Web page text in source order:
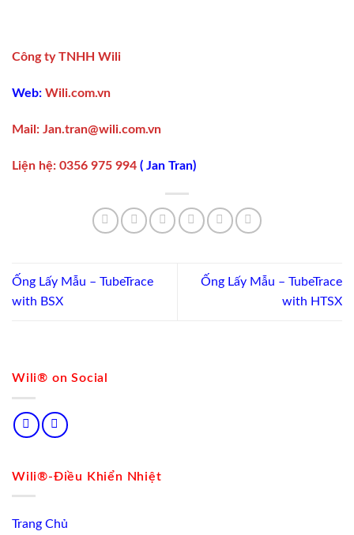
Wili® on Social
Wili®-Điều Khiển Nhiệt
Trang Chủ
Công ty TNHH Wili
Web: Wili.com.vn
Mail: Jan.tran@wili.com.vn
Liện hệ: 0356 975 994 ( Jan Tran)
Ống Lấy Mẫu – TubeTrace
with BSX
Ống Lấy Mẫu – TubeTrace
with HTSX